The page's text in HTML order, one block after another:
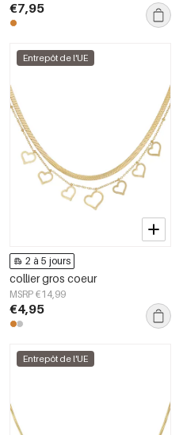
€7,95
Entrepôt de l'UE
2 à 5 jours
collier gros coeur
MSRP €14,99
€4,95
Entrepôt de l'UE